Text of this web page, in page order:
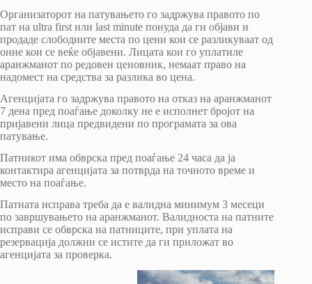
Организаторот на патувањето го задржува правото по
пат на ultra first или last minute понуда да ги објави и
продаде слободните места по цени кои се разликуваат од
оние кои се веќе објавени. Лицата кои го уплатиле
аранжманот по редовен ценовник, немаат право на
надомест на средства за разлика во цена.
Агенцијата го задржува правото на отказ на аранжманот
7 дена пред поаѓање доколку не е исполнет бројот на
пријавени лица предвидени по програмата за ова
патување.
Патникот има обврска пред поаѓање 24 часа да ја
контактира агенцијата за потврда на точното време и
место на поаѓање.
Патната исправа треба да е валидна минимум 3 месеци
по завршувањето на аранжманот. Валидноста на патните
исправи се обврска на патниците, при уплата на
резервација должни се истите да ги приложат во
агенцијата за проверка.